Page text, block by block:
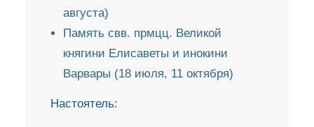
августа)
Память свв. прмцц. Великой
княгини Елисаветы и инокини
Варвары (18 июля, 11 октября)
Настоятель: